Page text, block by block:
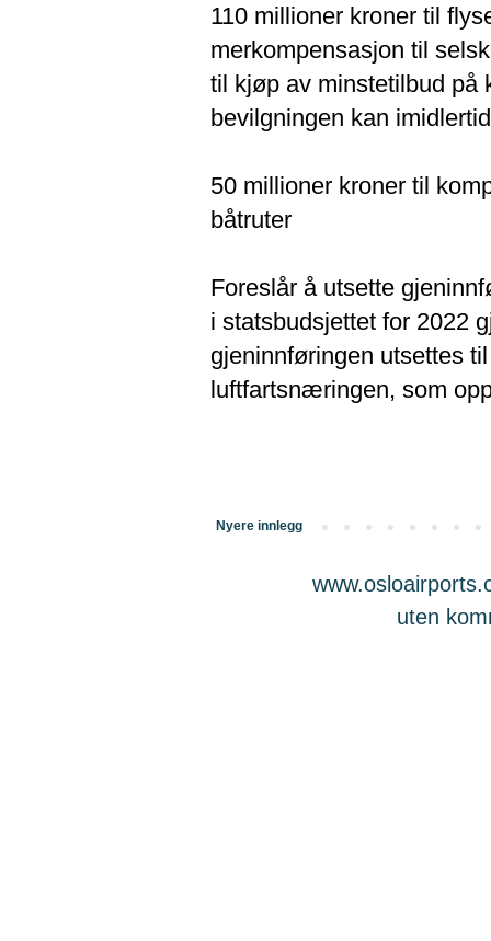
110 millioner kroner til
merkompensasjon til
til kjøp av minstetilbud på
bevilgningen kan
50 millioner kroner til
båtruter
Foreslår å utsette
i statsbudsjettet for 2022
gjeninnføringen utsettes
luftfartsnæringen, som
Nyere innlegg
uten